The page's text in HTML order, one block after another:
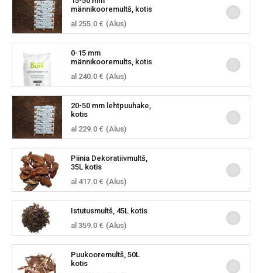
männikooremultš, kotis
al 255.0 € (Alus)
0-15 mm
männikooremults, kotis
al 240.0 € (Alus)
20-50 mm lehtpuuhake,
kotis
al 229.0 € (Alus)
Piinia Dekoratiivmultš,
35L kotis
al 417.0 € (Alus)
Istutusmultš, 45L kotis
al 359.0 € (Alus)
Puukooremultš, 50L
kotis